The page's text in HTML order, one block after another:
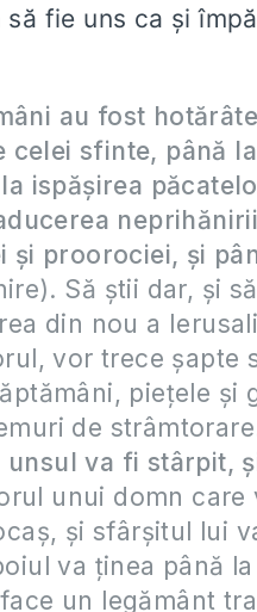
să fie uns ca și
au fost
celei sfinte, până
ispășirea
și proorociei, și
Să știi dar, și
din nou a
vor trece șapte
piețele și
de
unsul va fi stârpit,
unui domn care
și sfârșitul lui
va ținea până
un legământ